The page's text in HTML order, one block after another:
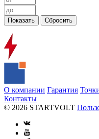
О компании Гарантия
Контакты
© 2026 STARTVOLT